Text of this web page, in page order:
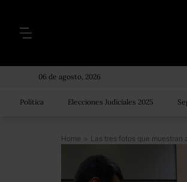
06 de agosto, 2026
Política Elecciones Judiciales 2025
Home >